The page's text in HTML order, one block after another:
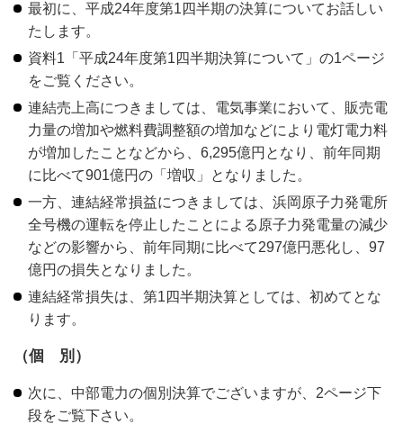
最初に、平成24年度第1四半期の決算についてお話しい
たします。
資料1「平成24年度第1四半期決算について」の1ページ
をご覧ください。
連結売上高につきましては、電気事業において、販売電
力量の増加や燃料費調整額の増加などにより電灯電力料
が増加したことなどから、6,295億円となり、前年同期
に比べて901億円の「増収」となりました。
一方、連結経常損益につきましては、浜岡原子力発電所
全号機の運転を停止したことによる原子力発電量の減少
などの影響から、前年同期に比べて297億円悪化し、97
億円の損失となりました。
連結経常損失は、第1四半期決算としては、初めてとな
ります。
（個 別）
次に、中部電力の個別決算でございますが、2ページ下
段をご覧下さい。